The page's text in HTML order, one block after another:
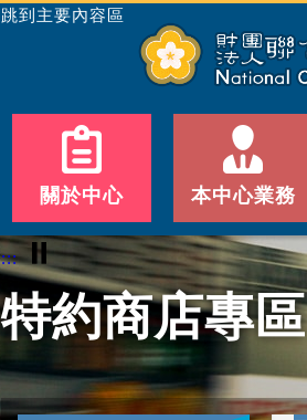
跳到主要內容區
關於中心 本中心業務
::: ⏸
特約商店專區